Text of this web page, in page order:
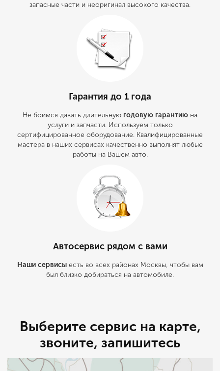
запасные части и неоригинал высокого качества.
Гарантия до 1 года
Не боимся давать длительную годовую гарантию на
услуги и запчасти. Используем только
сертифицированное оборудование. Квалифицированные
мастера в наших сервисах качественно выполнят любые
работы на Вашем авто.
Автосервис рядом с вами
Наши сервисы есть во всех районах Москвы, чтобы вам
был близко добираться на автомобиле.
Выберите сервис на карте,
звоните, запишитесь